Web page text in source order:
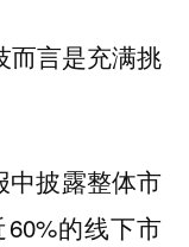
而言是充满挑
中披露整体市
的线下市